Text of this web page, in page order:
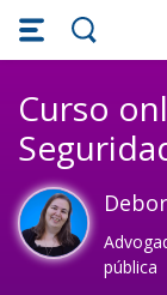
Skip main
Skip to main
Curso
pública